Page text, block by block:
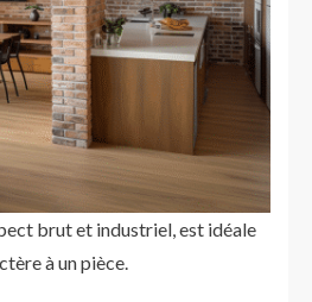
brut et industriel, est idéale
à un pièce.